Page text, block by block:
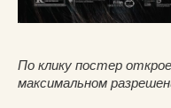
По клику постер
максимальном